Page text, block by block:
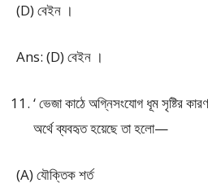
(D) বেইন ।
Ans: (D) বেইন ।
‘ ভেজা কাঠে অগ্নিসংযোগ ধূম সৃষ্টির
অর্থে ব্যবহৃত হয়েছে তা হলো—
(A) যৌক্তিক শর্ত